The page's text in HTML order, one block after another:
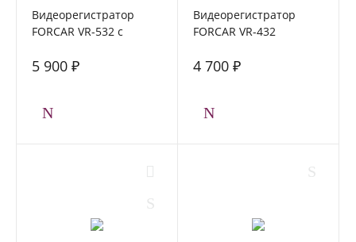
Видеорегистратор
FORCAR VR-532 с
5 900 ₽
Видеорегистратор
FORCAR VR-432
4 700 ₽